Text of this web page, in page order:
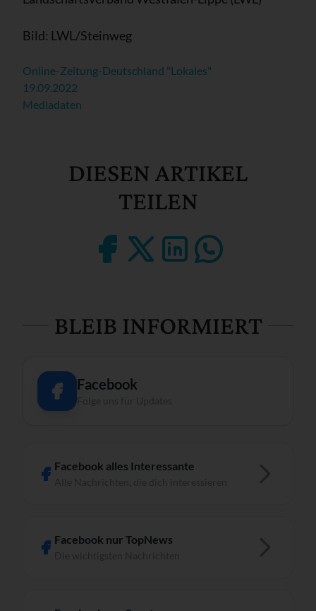
Bild: LWL/Steinweg
Online-Zeitung-Deutschland "Lokales"
19.09.2022
Mediadaten
DIESEN ARTIKEL
TEILEN
BLEIB INFORMIERT
Facebook
Facebook alles Interessante
Facebook nur TopNews